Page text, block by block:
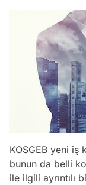
KOSGEB yeni iş
bunun da belli
ile ilgili ayrıntılı